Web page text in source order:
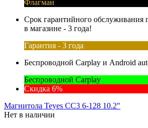
Флагман
Срок гарантийного обслуживания
в магазине - 3 года!
Гарантия - 3 года
Беспроводной Carplay и Android
Беспроводной Carplay
Скидка 6%
Магнитола Teyes CC3 6-128 10.2"
Нет в наличии